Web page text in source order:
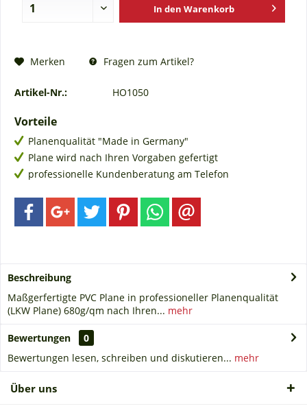
In den Warenkorb
Merken Fragen zum Artikel?
Artikel-Nr.: HO1050
Vorteile
Planenqualität "Made in Germany"
Plane wird nach Ihren Vorgaben gefertigt
professionelle Kundenberatung am Telefon
Beschreibung
Maßgerfertigte PVC Plane in professioneller Planenqualität
(LKW Plane) 680g/qm nach Ihren... mehr
Bewertungen
0
Bewertungen lesen, schreiben und diskutieren... mehr
Über uns